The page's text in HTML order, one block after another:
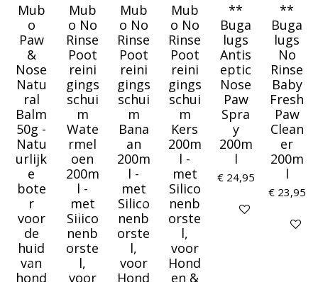
Mub
o
Paw
&
Nose
Natu
ral
Balm
50g -
Natu
urlijk
e
bote
r
voor
de
huid
van
hond
Mub
o No
Rinse
Poot
reini
gings
schui
m
Wate
rmel
oen
200m
l -
met
Silico
nenb
orste
l,
voor
Mub
o No
Rinse
Poot
reini
gings
schui
m
Bana
an
200m
l -
met
Silico
nenb
orste
l,
voor
Hond
Mub
o No
Rinse
Poot
reini
gings
schui
m
Kers
200m
l -
met
Silico
nenb
orste
l,
voor
Hond
en &
**
Buga
lugs
Antis
eptic
Nose
Paw
Spra
y
200m
l
€ 24,95
Houd mij op de
**
Buga
lugs
No
Rinse
Baby
Fresh
Paw
Clean
er
200m
l
€ 23,95
Houd